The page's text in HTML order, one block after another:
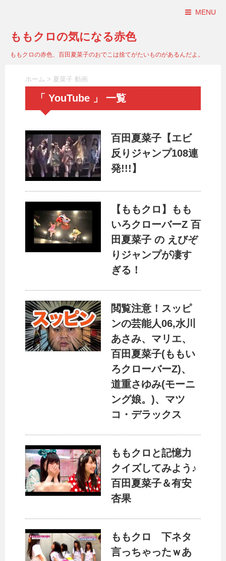
MENU
ももクロの気になる赤色
ももクロの赤色、百田夏菜子のおでこは捨てがたいものがあるんだよ。
ホーム > 夏菜子 動画
「 YouTube 」 一覧
百田夏菜子【エビ
反りジャンプ108連
発!!!】
【ももクロ】もも
いろクローバーZ 百
田夏菜子 の えびぞ
りジャンプが凄す
ぎる！
閲覧注意！スッピ
ンの芸能人06,水川
あさみ、マリエ、
百田夏菜子(ももい
ろクローバーZ)、
道重さゆみ(モーニ
ング娘。)、マツ
コ・デラックス
ももクロと記憶力
クイズしてみよう♪
百田夏菜子＆有安
杏果
ももクロ 下ネタ
言っちゃったｗあ